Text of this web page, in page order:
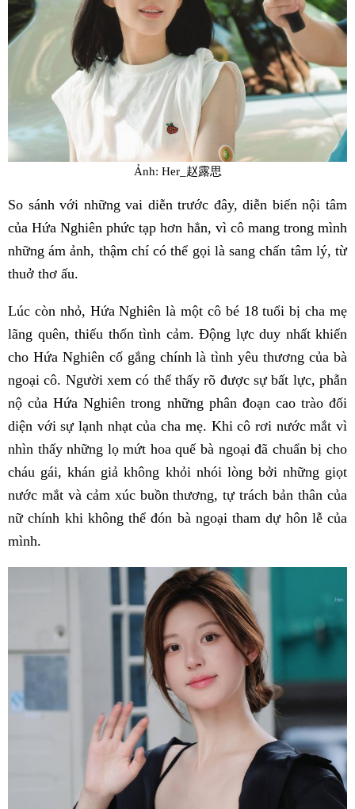
Ảnh: Her_赵露思
So sánh với những vai diễn trước đây, diễn biến nội tâm
của Hứa Nghiên phức tạp hơn hẳn, vì cô mang trong mình
những ám ảnh, thậm chí có thể gọi là sang chấn tâm lý, từ
thuở thơ ấu.
Lúc còn nhỏ, Hứa Nghiên là một cô bé 18 tuổi bị cha mẹ
lãng quên, thiếu thốn tình cảm. Động lực duy nhất khiến
cho Hứa Nghiên cố gắng chính là tình yêu thương của bà
ngoại cô. Người xem có thể thấy rõ được sự bất lực, phẫn
nộ của Hứa Nghiên trong những phân đoạn cao trào đối
diện với sự lạnh nhạt của cha mẹ. Khi cô rơi nước mắt vì
nhìn thấy những lọ mứt hoa quế bà ngoại đã chuẩn bị cho
cháu gái, khán giả không khỏi nhói lòng bởi những giọt
nước mắt và cảm xúc buồn thương, tự trách bản thân của
nữ chính khi không thể đón bà ngoại tham dự hôn lễ của
mình.